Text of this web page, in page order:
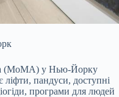
(MoMA) у Нью-Йорку
ліфти, пандуси, доступні
програми для людей